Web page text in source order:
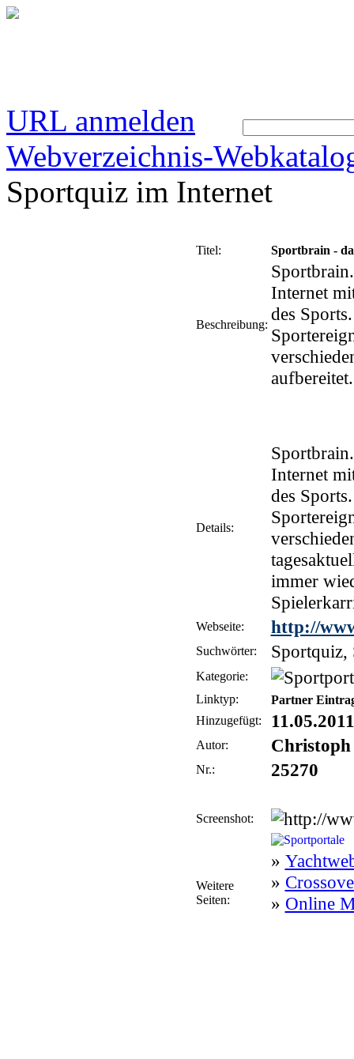
URL anmelden
Webverzeichnis-
Sportquiz im Internet
Titel: Sportbrain -
Beschreibung:
Internet
des
aufbereitet.
Details:
Internet
des
immer
Webseite: http://
Suchwörter: Sportquiz,
Kategorie:
Linktyp:
Partner
Hinzugefügt:
11.05.2011
Autor: Christoph
Nr.: 25270
Screenshot:
Weitere
Seiten:
»
»
» Online